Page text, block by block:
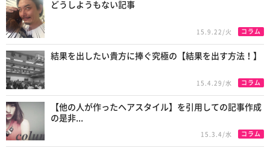
どうしようもない記事
15.9.22/火 コラム
結果を出したい貴方に捧ぐ究極の【結果を出す方法！】
15.4.29/水 コラム
【他の人が作ったヘアスタイル】を引用しての記事作成
の是非...
15.3.4/水 コラム